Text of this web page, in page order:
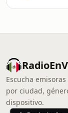
Escucha
por ciudad,
dispositivo.